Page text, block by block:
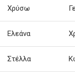
Χρύσω
Ελεάνα
Στέλλα